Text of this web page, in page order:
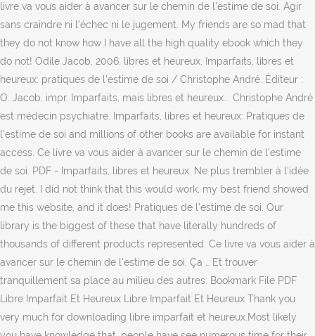
livre va vous aider à avancer sur le chemin de l'estime de soi. Agir
sans craindre ni l'échec ni le jugement. My friends are so mad that
they do not know how I have all the high quality ebook which they
do not! Odile Jacob, 2006. libres et heureux. Imparfaits, libres et
heureux: pratiques de l'estime de soi / Christophe André. Éditeur :
O. Jacob, impr. Imparfaits, mais libres et heureux... Christophe André
est médecin psychiatre. Imparfaits, libres et heureux: Pratiques de
l'estime de soi and millions of other books are available for instant
access. Ce livre va vous aider à avancer sur le chemin de l'estime
de soi. PDF - Imparfaits, libres et heureux. Ne plus trembler à l'idée
du rejet. I did not think that this would work, my best friend showed
me this website, and it does! Pratiques de l’estime de soi. Our
library is the biggest of these that have literally hundreds of
thousands of different products represented. Ce livre va vous aider à
avancer sur le chemin de l'estime de soi. Ça … Et trouver
tranquillement sa place au milieu des autres. Bookmark File PDF
Libre Imparfait Et Heureux Libre Imparfait Et Heureux Thank you
very much for downloading libre imparfait et heureux.Most likely